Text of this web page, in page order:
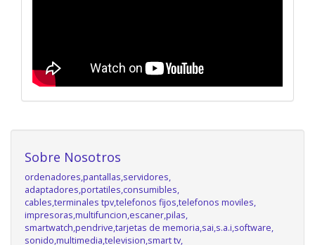
Sobre Nosotros
ordenadores,pantallas,servidores,
adaptadores,portatiles,consumibles,
cables,terminales tpv,telefonos fijos,telefonos moviles,
impresoras,multifuncion,escaner,pilas,
smartwatch,pendrive,tarjetas de memoria,sai,s.a.i,software,
sonido,multimedia,television,smart tv,